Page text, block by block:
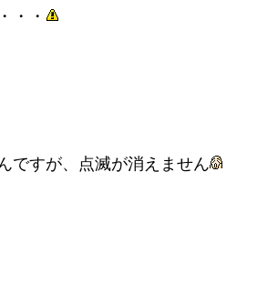
・・
ですが、点滅が消えません